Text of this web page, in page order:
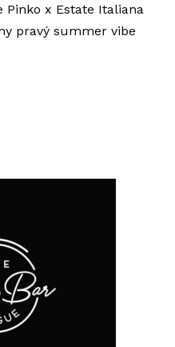
Pinko x Estate Italiana
pravý summer vibe